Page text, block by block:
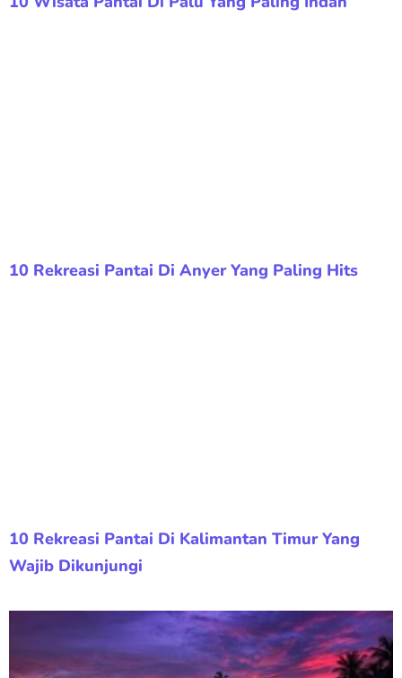
10 Rekreasi Pantai Di Anyer Yang Paling Hits
10 Rekreasi Pantai Di Kalimantan Timur Yang
Wajib Dikunjungi